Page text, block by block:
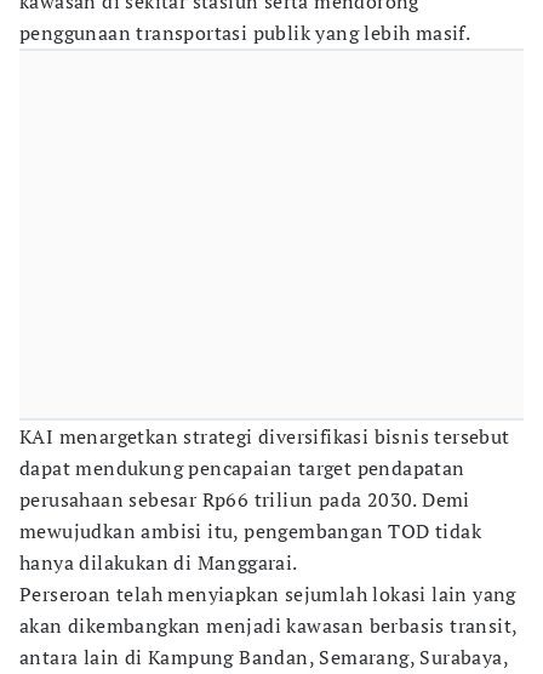
penggunaan transportasi publik yang lebih masif.
KAI menargetkan strategi diversifikasi bisnis tersebut
dapat mendukung pencapaian target pendapatan
perusahaan sebesar Rp66 triliun pada 2030. Demi
mewujudkan ambisi itu, pengembangan TOD tidak
hanya dilakukan di Manggarai.
Perseroan telah menyiapkan sejumlah lokasi lain yang
akan dikembangkan menjadi kawasan berbasis transit,
antara lain di Kampung Bandan, Semarang, Surabaya,